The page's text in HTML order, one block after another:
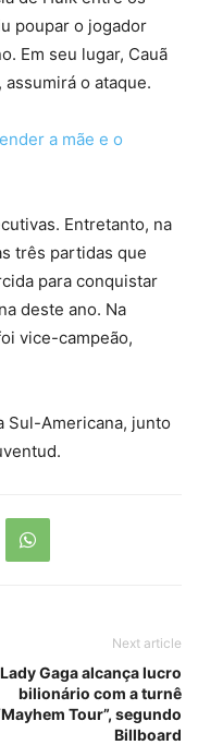
poupar o jogador
Em seu lugar, Cauã
o ataque.
a mãe e o
Entretanto, na
três partidas que
para conquistar
deste ano. Na
vice-campeão,
Sul-Americana, junto
Next article
Lady Gaga alcança lucro
bilionário com a turnê
Tour”, segundo
Billboard